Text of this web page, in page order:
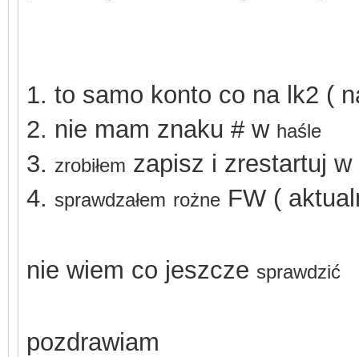
1. to samo konto co na lk2 (
2. nie mam znaku # w haśle
3. zrobiłem zapisz i zrestartuj
4. sprawdzałem rożne FW (
nie wiem co jeszcze sprawdzić
pozdrawiam